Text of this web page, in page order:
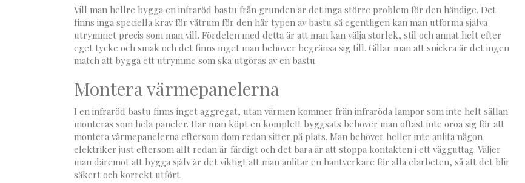
Vill man hellre bygga en infraröd bastu från grunden är det inga större problem för den händige. Det
finns inga speciella krav för våtrum för den här typen av bastu så egentligen kan man utforma själva
utrymmet precis som man vill. Fördelen med detta är att man kan välja storlek, stil och annat helt efter
eget tycke och smak och det finns inget man behöver begränsa sig till. Gillar man att snickra är det ingen
match att bygga ett utrymme som ska utgöras av en bastu.
Montera värmepanelerna
I en infraröd bastu finns inget aggregat, utan värmen kommer från infraröda lampor som inte helt sällan
monteras som hela paneler. Har man köpt en komplett byggsats behöver man oftast inte oroa sig för att
montera värmepanelerna eftersom dom redan sitter på plats. Man behöver heller inte anlita någon
elektriker just eftersom allt redan är färdigt och det bara är att stoppa kontakten i ett vägguttag. Väljer
man däremot att bygga själv är det viktigt att man anlitar en hantverkare för alla elarbeten, så att det blir
säkert och korrekt utfört.